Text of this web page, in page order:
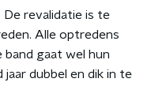
revalidatie is te
Alle optredens
band gaat wel hun
dubbel en dik in te